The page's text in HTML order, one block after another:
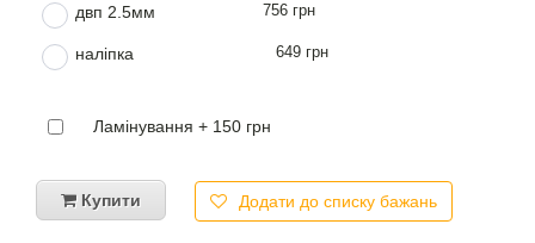
двп 2.5мм 756 грн
наліпка 649 грн
Ламінування + 150 грн
Купити Додати до списку бажань